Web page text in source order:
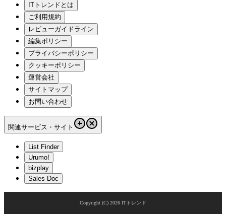
ITトレンドとは
ご利用規約
レビューガイドライン
編集ポリシー
プライバシーポリシー
クッキーポリシー
運営会社
サイトマップ
お問い合わせ
関連サービス・サイト
List Finder
Urumo!
bizplay
Sales Doc
Copyright (C) 2026 ITトレンド